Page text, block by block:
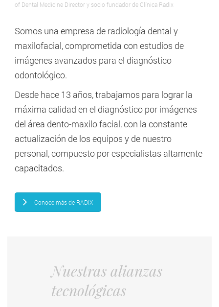
of Dental Medicine Director y socio fundador de Clínica Radix
Somos una empresa de radiología dental y
maxilofacial, comprometida con estudios de
imágenes avanzados para el diagnóstico
odontológico.
Desde hace 13 años, trabajamos para lograr la
máxima calidad en el diagnóstico por imágenes
del área dento-maxilo facial, con la constante
actualización de los equipos y de nuestro
personal, compuesto por especialistas altamente
capacitados.
Conoce más de RADIX
Nuestras alianzas
tecnológicas